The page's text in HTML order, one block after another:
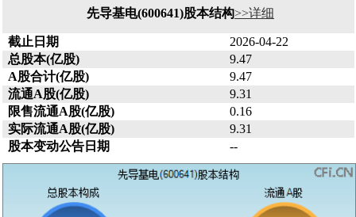
先导基电(600641)股本结构>>详细
截止日期
2026-04-22
总股本(亿股)
9.47
A股合计(亿股)
9.47
流通A股(亿股)
9.31
限售流通A股(亿股)
0.16
实际流通A股(亿股)
9.31
股本变动公告日期
--